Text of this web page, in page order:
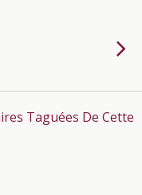
Taguées De Cette